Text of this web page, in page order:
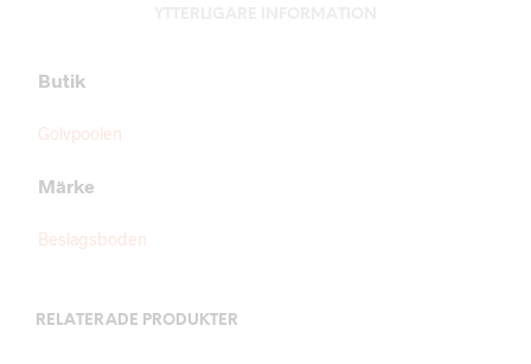
Butik
Golvpoolen
Märke
Beslagsboden
RELATERADE PRODUKTER